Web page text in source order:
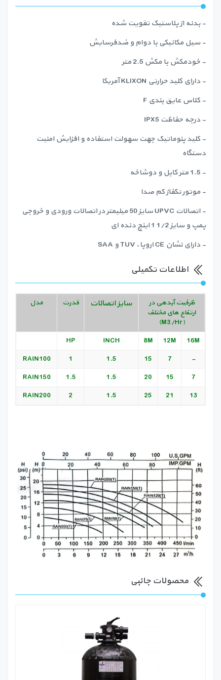
- بدنه از پلاستیک تقویت شده
- سیل مکانیکی با دوام و ضدفرسایش
- خودمکش با مکش 2.5 متر
- دارای کلید حرارتی KLIXON آمریکا
- کلاس عایق بندی F
- درجه حفاظت IPX5
- کلید پنوماتیک جهت سهولت استفاده و افزایش امنیت
دستگاه
- 1.5 متر کابل و دوشاخه
- موتور تکفاز کم صدا
- اتصالات UPVC سایز 50 میلیمتر در اتصالات ورودی و خروجی
پمپ و سایز 1/2 1 اینچ دنده ای
- دارای نشان CE اروپا، TUV و SAA
اطلاعات تکمیلی
ظرفیت آبدهی در
ارتفاع های مختلف
(M3/Hr)
سایز اتصالات قدرت مدل
16M
12M
8M
INCH
HP
-
7
15
1.5
1
RAIN100
7
15
20
1.5
1.5
RAIN150
13
21
25
1.5
2
RAIN200
محصولات جانبی